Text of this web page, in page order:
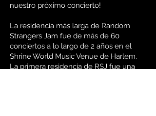
nuestro próximo concierto!
La residencia más larga de Random
Strangers Jam fue de más de 60
conciertos a lo largo de 2 años en el
Shrine World Music Venue de Harlem.
La primera residencia de RSJ fue una